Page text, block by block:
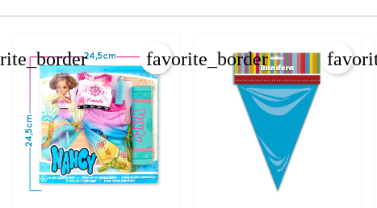
favorite_border
CREAR LISTA DE DESEOS